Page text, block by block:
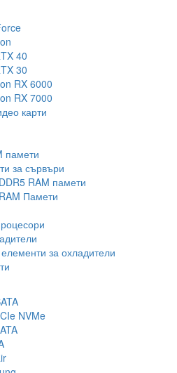
40
30
RX 6000
RX 7000
карти
памети
за сървъри
RAM памети
Памети
за охладители
NVMe